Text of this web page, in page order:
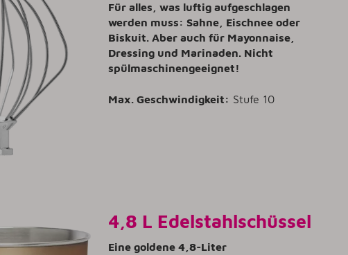
Für alles, was luftig aufgeschlagen
werden muss: Sahne, Eischnee oder
Biskuit. Aber auch für Mayonnaise,
Dressing und Marinaden. Nicht
spülmaschinengeeignet!
Max. Geschwindigkeit: Stufe 10
4,8 L Edelstahlschüssel
Eine goldene 4,8-Liter